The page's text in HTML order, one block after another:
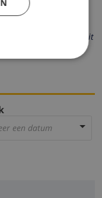
worden
gegevens worden nooit
een datum